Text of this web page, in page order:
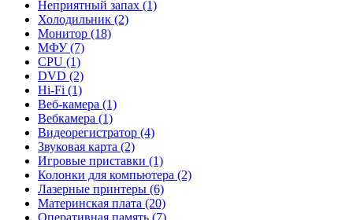
Неприятный запах (1)
Холодильник (2)
Монитор (18)
МФУ (7)
CPU (1)
DVD (2)
Hi-Fi (1)
Веб-камера (1)
Вебкамера (1)
Видеорегистратор (4)
Звуковая карта (2)
Игровые приставки (1)
Колонки для компьютера (2)
Лазерные принтеры (6)
Материнская плата (20)